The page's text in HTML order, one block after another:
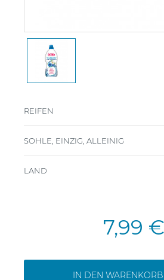
REIFEN
SOHLE, EINZIG, ALLEINIG
LAND
7,99 €
IN DEN